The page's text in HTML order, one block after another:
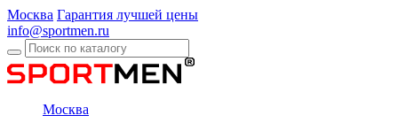
Москва Гарантия лучшей цены
info@sportmen.ru
Москва